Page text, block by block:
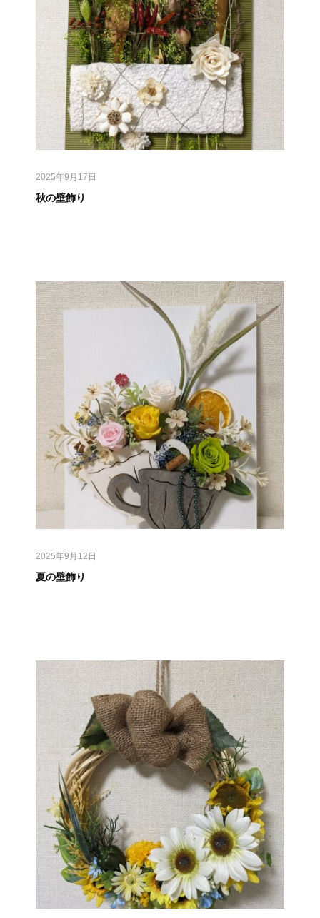
2025年9月17日
秋の壁飾り
2025年9月12日
夏の壁飾り